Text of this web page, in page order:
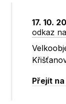
17. 10.
odkaz
Přejít